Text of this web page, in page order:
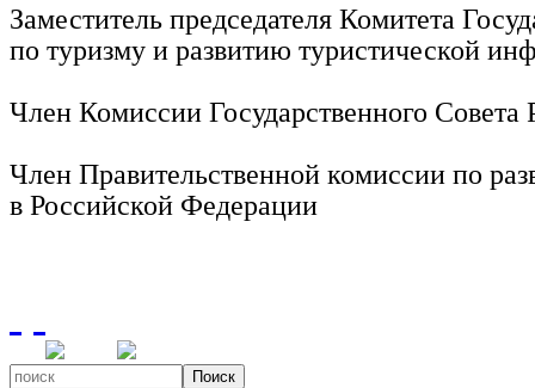
Заместитель председателя Комитета
по туризму и развитию туристической
Член Комиссии Государственного
Член Правительственной комиссии по
в Российской Федерации
Поиск